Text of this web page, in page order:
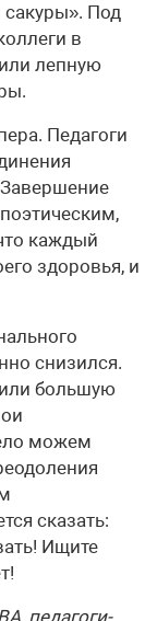
сакуры». Под
в
лепную
Педагоги
каждый
здоровья, и
снизился.
большую
можем
сказать:
Ищите
педагоги-